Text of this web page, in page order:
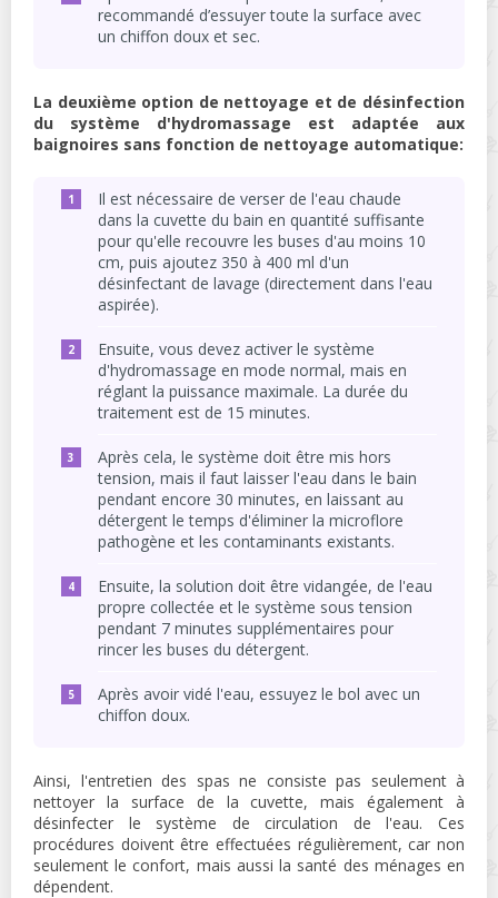
recommandé d’essuyer toute la surface avec
un chiffon doux et sec.
La deuxième option de nettoyage et de désinfection
du système d'hydromassage est adaptée aux
baignoires sans fonction de nettoyage automatique:
Il est nécessaire de verser de l'eau chaude
dans la cuvette du bain en quantité suffisante
pour qu'elle recouvre les buses d'au moins 10
cm, puis ajoutez 350 à 400 ml d'un
désinfectant de lavage (directement dans l'eau
aspirée).
Ensuite, vous devez activer le système
d'hydromassage en mode normal, mais en
réglant la puissance maximale. La durée du
traitement est de 15 minutes.
Après cela, le système doit être mis hors
tension, mais il faut laisser l'eau dans le bain
pendant encore 30 minutes, en laissant au
détergent le temps d'éliminer la microflore
pathogène et les contaminants existants.
Ensuite, la solution doit être vidangée, de l'eau
propre collectée et le système sous tension
pendant 7 minutes supplémentaires pour
rincer les buses du détergent.
Après avoir vidé l'eau, essuyez le bol avec un
chiffon doux.
Ainsi, l'entretien des spas ne consiste pas seulement à
nettoyer la surface de la cuvette, mais également à
désinfecter le système de circulation de l'eau. Ces
procédures doivent être effectuées régulièrement, car non
seulement le confort, mais aussi la santé des ménages en
dépendent.